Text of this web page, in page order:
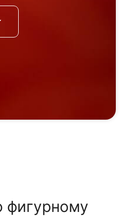
фигурному